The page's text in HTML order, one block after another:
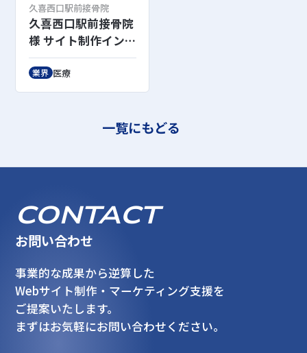
久喜西口駅前接骨院
久喜西口駅前接骨院
様 サイト制作インタ
ビュー
業界 医療
一覧にもどる
CONTACT
お問い合わせ
事業的な成果から逆算した
Webサイト制作・マーケティング支援を
ご提案いたします。
まずはお気軽にお問い合わせください。